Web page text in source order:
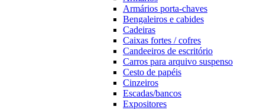
Armários porta-chaves
Bengaleiros e cabides
Cadeiras
Caixas fortes / cofres
Candeeiros de escritório
Carros para arquivo suspenso
Cesto de papéis
Cinzeiros
Escadas/bancos
Expositores